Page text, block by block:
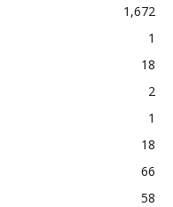
1,672
1
18
2
1
18
66
58